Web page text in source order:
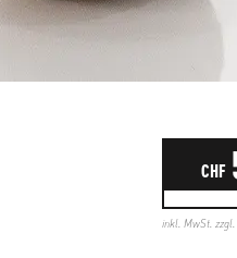
CHF
inkl. MwSt. zzgl.